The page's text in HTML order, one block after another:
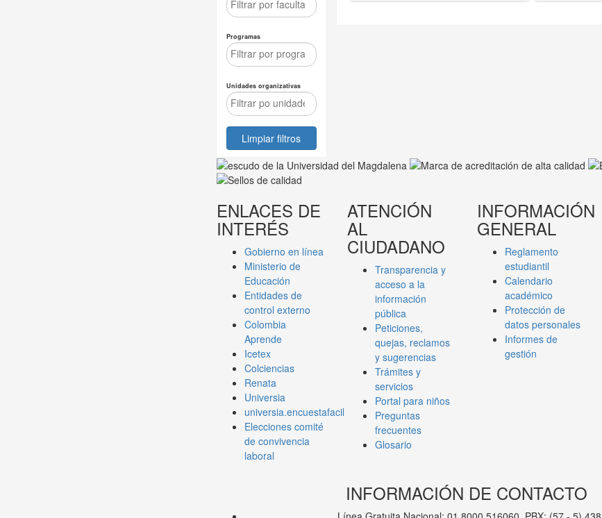
Programas
Unidades organizativas
Limpiar filtros
ENLACES DE
INTERÉS
Gobierno en línea
Ministerio de
Educación
Entidades de
control externo
Colombia
Aprende
Icetex
Colciencias
Renata
Universia
universia.encuestafacil
Elecciones comité
de convivencia
laboral
ATENCIÓN
AL
CIUDADANO
Transparencia y
acceso a la
información
pública
Peticiones,
quejas, reclamos
y sugerencias
Trámites y
servicios
Portal para niños
Preguntas
frecuentes
Glosario
INFORMACIÓN
GENERAL
Reglamento
estudiantil
Calendario
académico
Protección de
datos personales
Informes de
gestión
INFORMACIÓN DE CONTACTO